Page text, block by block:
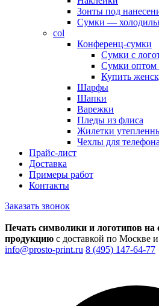
Зонты под
Сумки —
col
Конференц-сумки
Сумки с
Сумки оптом
Купить
Шарфы
Шапки
Варежки
Пледы из флиса
Жилетки
Чехлы для телефона
Прайс-лист
Доставка
Примеры работ
Контакты
Заказать звонок
Печать символики и логотипов на
продукцию с доставкой по Москве
info@prosto-print.ru 8 (495) 147-64-77